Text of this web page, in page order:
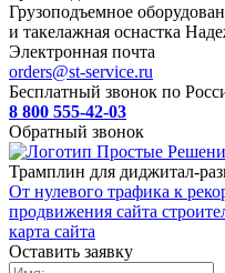
Грузоподъемное
и такелажная оснастка
Электронная почта
orders@st-service.ru
Бесплатный звонок по
8 800 555-42-03
Обратный звонок
Трамплин для диджитал-
От нулевого трафика к
продвижения сайта
карта сайта
Оставить заявку